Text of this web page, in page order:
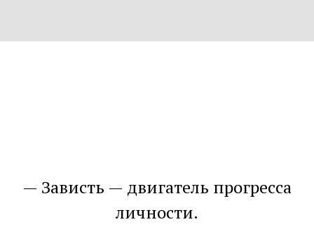
Зависть — двигатель прогресса
личности.